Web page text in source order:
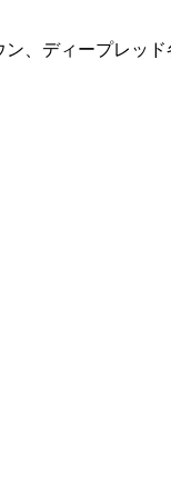
ン、ディープレッド